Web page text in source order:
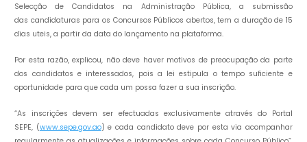
Selecção de Candidatos na Administração Pública, a submissão
das candidaturas para os Concursos Públicos abertos, tem a duração de 15
dias uteis, a partir da data do lançamento na plataforma.
Por esta razão, explicou, não deve haver motivos de preocupação da parte
dos candidatos e interessados, pois a lei estipula o tempo suficiente e
oportunidade para que cada um possa fazer a sua inscrição.
“As inscrições devem ser efectuadas exclusivamente através do Portal
SEPE, (www.sepe.gov.ao) e cada candidato deve por esta via acompanhar